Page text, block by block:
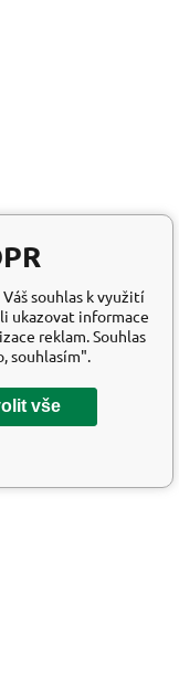
souhlas k využití
ukazovat informace
reklam. Souhlas
souhlasím".
vše